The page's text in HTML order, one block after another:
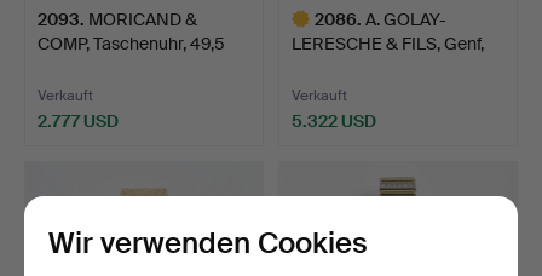
2093. MORICAND &
COMP, Taschenuhr, 49,5
Verkauft
2.777 USD
2086. A. GOLAY-
LERESCHE & FILS, Genf,
Verkauft
5.322 USD
Wir verwenden Cookies